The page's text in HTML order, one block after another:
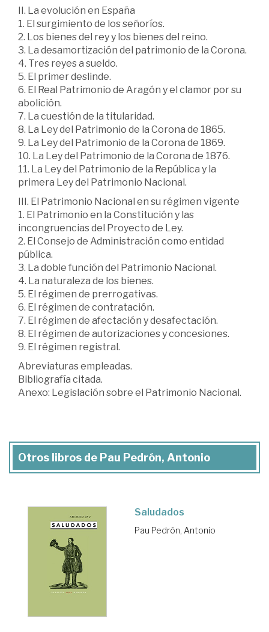
II. La evolución en España
1. El surgimiento de los señoríos.
2. Los bienes del rey y los bienes del reino.
3. La desamortización del patrimonio de la Corona.
4. Tres reyes a sueldo.
5. El primer deslinde.
6. El Real Patrimonio de Aragón y el clamor por su
abolición.
7. La cuestión de la titularidad.
8. La Ley del Patrimonio de la Corona de 1865.
9. La Ley del Patrimonio de la Corona de 1869.
10. La Ley del Patrimonio de la Corona de 1876.
11. La Ley del Patrimonio de la República y la
primera Ley del Patrimonio Nacional.
III. El Patrimonio Nacional en su régimen vigente
1. El Patrimonio en la Constitución y las
incongruencias del Proyecto de Ley.
2. El Consejo de Administración como entidad
pública.
3. La doble función del Patrimonio Nacional.
4. La naturaleza de los bienes.
5. El régimen de prerrogativas.
6. El régimen de contratación.
7. El régimen de afectación y desafectación.
8. El régimen de autorizaciones y concesiones.
9. El régimen registral.
Abreviaturas empleadas.
Bibliografía citada.
Anexo: Legislación sobre el Patrimonio Nacional.
Otros libros de Pau Pedrón, Antonio
Saludados
Pau Pedrón, Antonio